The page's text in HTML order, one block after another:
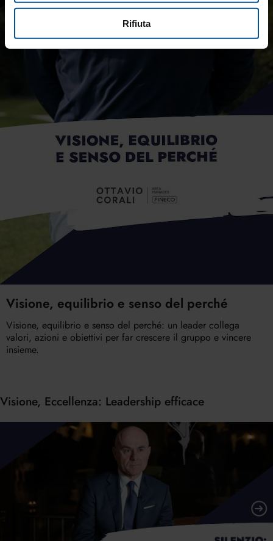
Rifiuta
Visione, equilibrio e senso del perché
Visione, equilibrio e senso del perché: un leader collega
valori, azioni e obiettivi per far crescere il gruppo e vincere
insieme.
Visione, Eccellenza: Leadership efficace